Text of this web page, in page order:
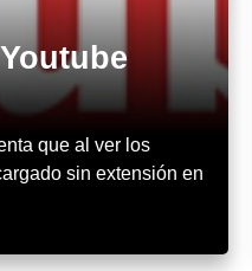
que al ver los
sin extensión en